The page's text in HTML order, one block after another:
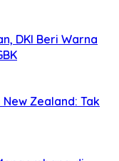
DKI Beri Warna
Zealand: Tak